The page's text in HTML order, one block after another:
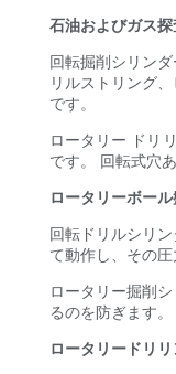
石油およびガス
回転掘削シリン
リルストリング
です。
ロータリー ドリ
です。 回転式穴
ロータリーボー
回転ドリルシリ
て動作し、その
ロータリー掘削
るのを防ぎます
ロータリードリ